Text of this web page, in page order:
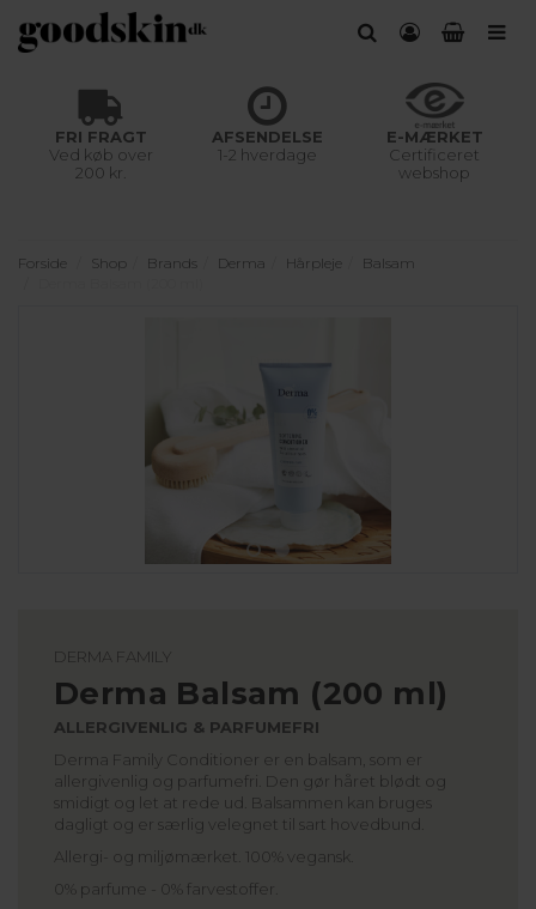
FRI FRAGT
Ved køb over
200 kr.
AFSENDELSE
1-2 hverdage
E-MÆRKET
Certificeret
webshop
Forside Shop Brands Derma Hårpleje
Balsam
DERMA FAMILY
Derma Balsam (200 ml)
ALLERGIVENLIG & PARFUMEFRI
Derma Family Conditioner er en balsam, som er
allergivenlig og parfumefri. Den gør håret blødt og
smidigt og let at rede ud. Balsammen kan bruges
dagligt og er særlig velegnet til sart hovedbund.
Allergi- og miljømærket. 100% vegansk.
0% parfume - 0% farvestoffer.